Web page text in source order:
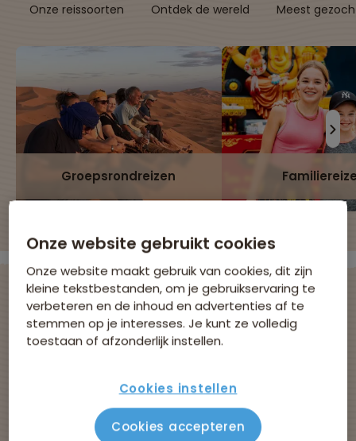
Onze reissoorten Ontdek de wereld Meest
Groepsrondreizen
Avontuurlijke
groepsreizen met
Sawadee
Onze website gebruikt cookies
Onze website maakt gebruik van cookies, dit zijn
kleine tekstbestanden, om je gebruikservaring te
verbeteren en de inhoud en advertenties af te
stemmen op je interesses. Je kunt ze volledig
toestaan of afzonderlijk instellen.
Cookies instellen
Cookies accepteren